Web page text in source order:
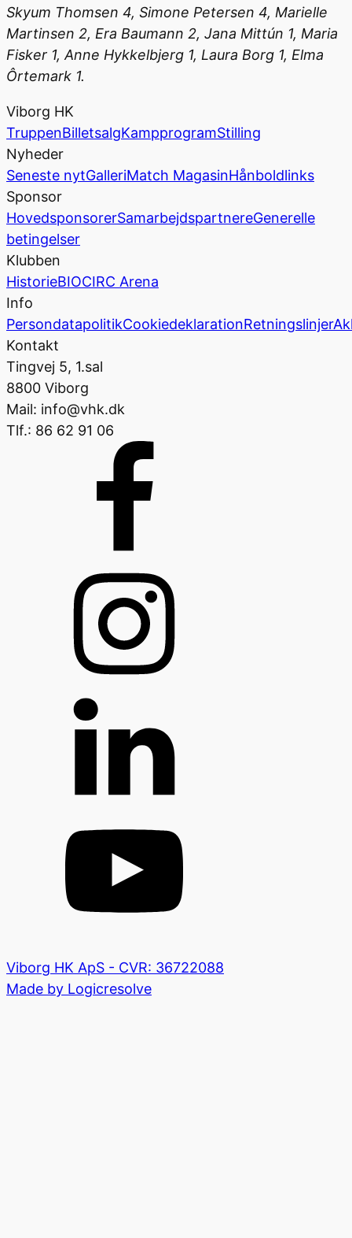
Skyum Thomsen 4, Simone Petersen 4, Marielle
Martinsen 2, Era Baumann 2, Jana Mittún 1, Maria
Fisker 1, Anne Hykkelbjerg 1, Laura Borg 1, Elma
Ôrtemark 1.
Viborg HK
TruppenBilletsalgKampprogramStilling
Nyheder
Seneste nytGalleriMatch MagasinHånboldlinks
Sponsor
HovedsponsorerSamarbejdspartnereGenerelle
betingelser
Klubben
HistorieBIOCIRC Arena
Info
PersondatapolitikCookiedeklarationRetningslinjer
Kontakt
Tingvej 5, 1.sal
8800 Viborg
Mail: info@vhk.dk
Tlf.: 86 62 91 06
Viborg HK ApS - CVR: 36722088
Made by Logicresolve